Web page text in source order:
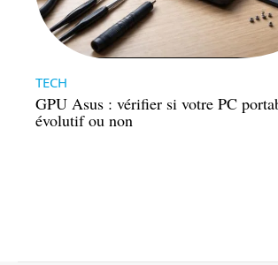
TECH
GPU Asus : vérifier si votre PC
évolutif ou non